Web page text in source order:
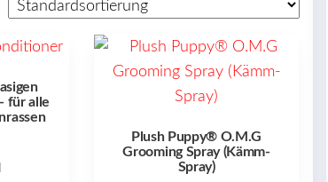
für alle
Plush Puppy® O.M.G
Grooming Spray (Kämm-
Spray)